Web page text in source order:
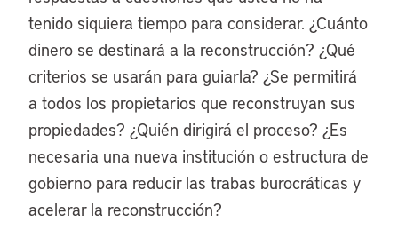
tenido siquiera tiempo para considerar. ¿Cuánto
dinero se destinará a la reconstrucción? ¿Qué
criterios se usarán para guiarla? ¿Se permitirá
a todos los propietarios que reconstruyan sus
propiedades? ¿Quién dirigirá el proceso? ¿Es
necesaria una nueva institución o estructura de
gobierno para reducir las trabas burocráticas y
acelerar la reconstrucción?